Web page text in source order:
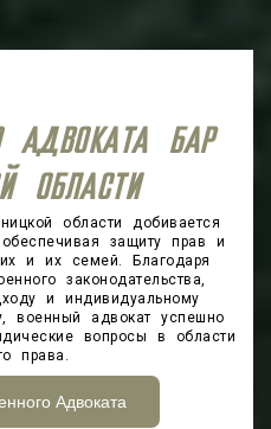
АДВОКАТА БАР
ОБЛАСТИ
области добивается
обеспечивая защиту прав и
и их семей. Благодаря
законодательства,
и индивидуальному
военный адвокат успешно
вопросы в области
права.
Адвоката